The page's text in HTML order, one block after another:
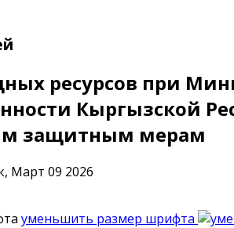
ресурсов при
Кыргызской
защитным мерам
Март 09 2026
уменьшить размер шрифта